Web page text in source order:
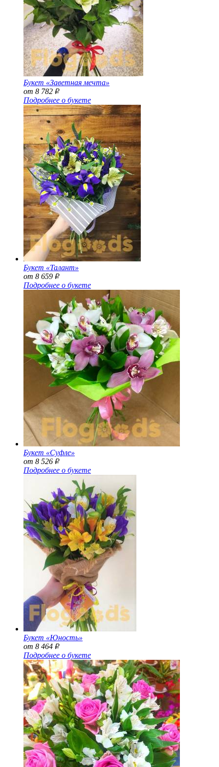
Букет «Заветная мечта»
от 8 782 Р
Подробнее о букете
Букет «Талант»
от 8 659 Р
Подробнее о букете
Букет «Суфле»
от 8 526 Р
Подробнее о букете
Букет «Юность»
от 8 464 Р
Подробнее о букете